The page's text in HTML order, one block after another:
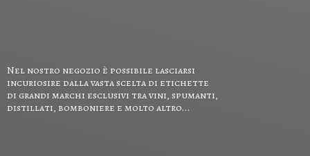
Nel nostro negozio è possibile lasciarsi
incuriosire dalla vasta scelta di etichette
di grandi marchi esclusivi tra vini, spumanti,
distillati, bomboniere e molto altro...